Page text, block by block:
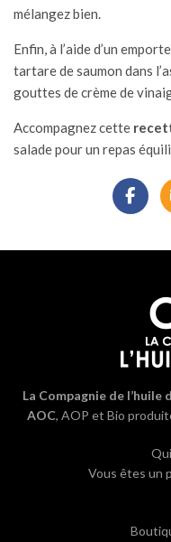
mélangez bien.
Enfin, à l’aide d’un
tartare de saumon dans
gouttes de crème de
Accompagnez cette
salade pour un repas
La Compagnie de l’huile
AOC, AOP et Bio
Vous êtes un